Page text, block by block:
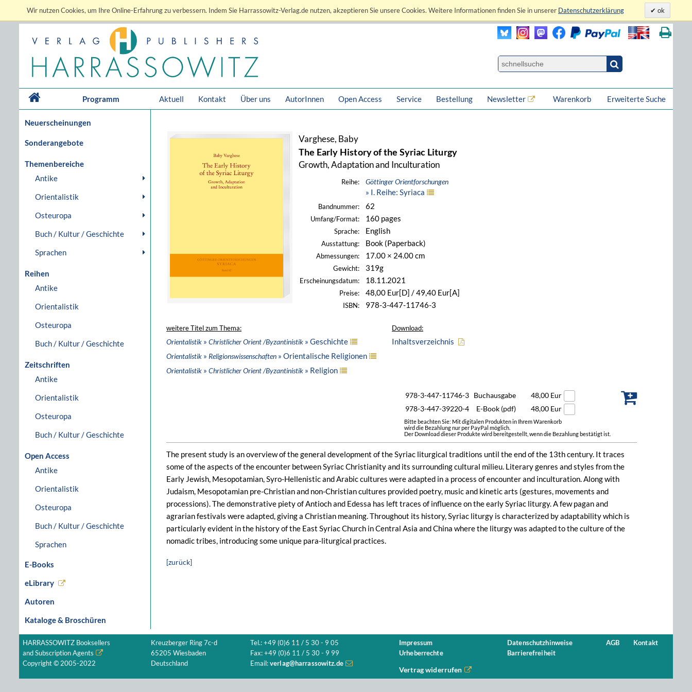
Wir nutzen Cookies, um Ihre Online-Erfahrung zu verbessern. Indem Sie Harrassowitz-Verlag.de nutzen, akzeptieren Sie unsere Cookies. Weitere Informationen finden Sie in unserer Datenschutzerklärung ok
Programm Aktuell Kontakt Über uns AutorInnen Open Access Service Bestellung Newsletter Erweiterte Suche
Warenkorb
Neuerscheinungen
Sonderangebote
Themenbereiche
Antike
Orientalistik
Osteuropa
Buch / Kultur / Geschichte
Sprachen
Reihen
Antike
Orientalistik
Osteuropa
Buch / Kultur / Geschichte
Zeitschriften
Antike
Orientalistik
Osteuropa
Buch / Kultur / Geschichte
Open Access
Antike
Orientalistik
Osteuropa
Buch / Kultur / Geschichte
Sprachen
E-Books
eLibrary
Autoren
Kataloge & Broschüren
Varghese, Baby
The Early History of the Syriac Liturgy
Growth, Adaptation and Inculturation
Reihe: Göttinger Orientforschungen
» I. Reihe: Syriaca
Bandnummer: 62
Umfang/Format: 160 pages
Sprache: English
Ausstattung: Book (Paperback)
Abmessungen: 17.00 × 24.00 cm
Gewicht: 319g
Erscheinungsdatum: 18.11.2021
Preise: 48,00 Eur[D] / 49,40 Eur[A]
ISBN: 978-3-447-11746-3
weitere Titel zum Thema:
Orientalistik » Christlicher Orient /Byzantinistik » Geschichte
Orientalistik » Religionswissenschaften » Orientalische Religionen
Orientalistik » Christlicher Orient /Byzantinistik » Religion
Download:
Inhaltsverzeichnis
978-3-447-11746-3 Buchausgabe
48,00 Eur
978-3-447-39220-4
E-Book (pdf) 48,00 Eur
Bitte beachten Sie: Mit digitalen Produkten in Ihrem Warenkorb
wird die Bezahlung nur per PayPal möglich.
Der Download dieser Produkte wird bereitgestellt, wenn die Bezahlung bestätigt ist.
The present study is an overview of the general development of the Syriac liturgical traditions until the end of the 13th century. It traces
some of the aspects of the encounter between Syriac Christianity and its surrounding cultural milieu. Literary genres and styles from the
Early Jewish, Mesopotamian, Syro-Hellenistic and Arabic cultures were adapted in a process of encounter and inculturation. Along with
Judaism, Mesopotamian pre-Christian and non-Christian cultures provided poetry, music and kinetic arts (gestures, movements and
processions). The demonstrative piety of Antioch and Edessa has left traces of influence on the early Syriac liturgy. A few pagan and
agrarian festivals were adapted, giving a Christian meaning. Throughout its history, Syriac liturgy is characterized by adaptability which is
particularly evident in the history of the East Syriac Church in Central Asia and China where the liturgy was adapted to the culture of the
nomadic tribes, introducing some unique para-liturgical practices.
[zurück]
HARRASSOWITZ Booksellers
and Subscription Agents
Copyright © 2005-2022
Kreuzberger Ring 7c-d
65205 Wiesbaden
Deutschland
Tel.: +49 (0)6 11 / 5 30 - 9 05
Fax: +49 (0)6 11 / 5 30 - 9 99
Email: verlag@harrassowitz.de
Impressum
Urheberrechte
Datenschutzhinweise
Barrierefreiheit
AGB Kontakt
Vertrag widerrufen